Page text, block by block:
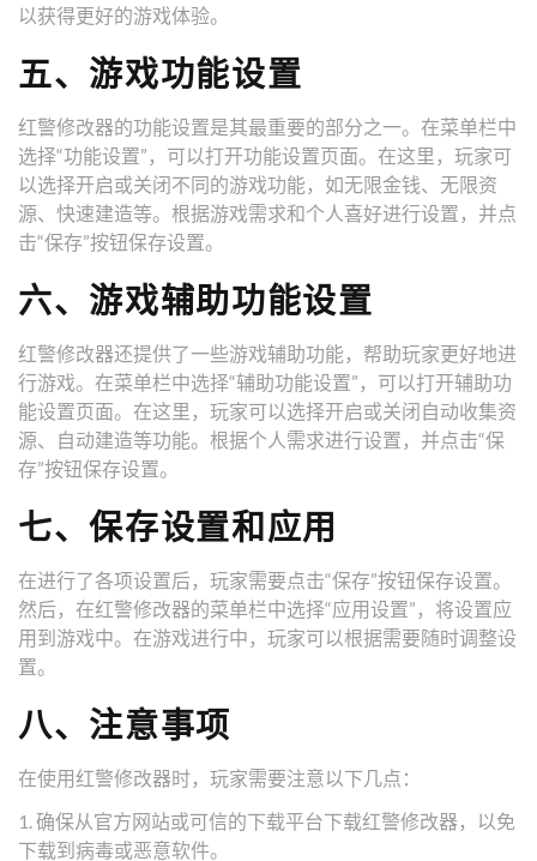
以获得更好的游戏体验。
五、游戏功能设置
红警修改器的功能设置是其最重要的部分之一。在菜单栏中
选择“功能设置”，可以打开功能设置页面。在这里，玩家可
以选择开启或关闭不同的游戏功能，如无限金钱、无限资
源、快速建造等。根据游戏需求和个人喜好进行设置，并点
击“保存”按钮保存设置。
六、游戏辅助功能设置
红警修改器还提供了一些游戏辅助功能，帮助玩家更好地进
行游戏。在菜单栏中选择“辅助功能设置”，可以打开辅助功
能设置页面。在这里，玩家可以选择开启或关闭自动收集资
源、自动建造等功能。根据个人需求进行设置，并点击“保
存”按钮保存设置。
七、保存设置和应用
在进行了各项设置后，玩家需要点击“保存”按钮保存设置。
然后，在红警修改器的菜单栏中选择“应用设置”，将设置应
用到游戏中。在游戏进行中，玩家可以根据需要随时调整设
置。
八、注意事项
在使用红警修改器时，玩家需要注意以下几点：
1. 确保从官方网站或可信的下载平台下载红警修改器，以免
下载到病毒或恶意软件。